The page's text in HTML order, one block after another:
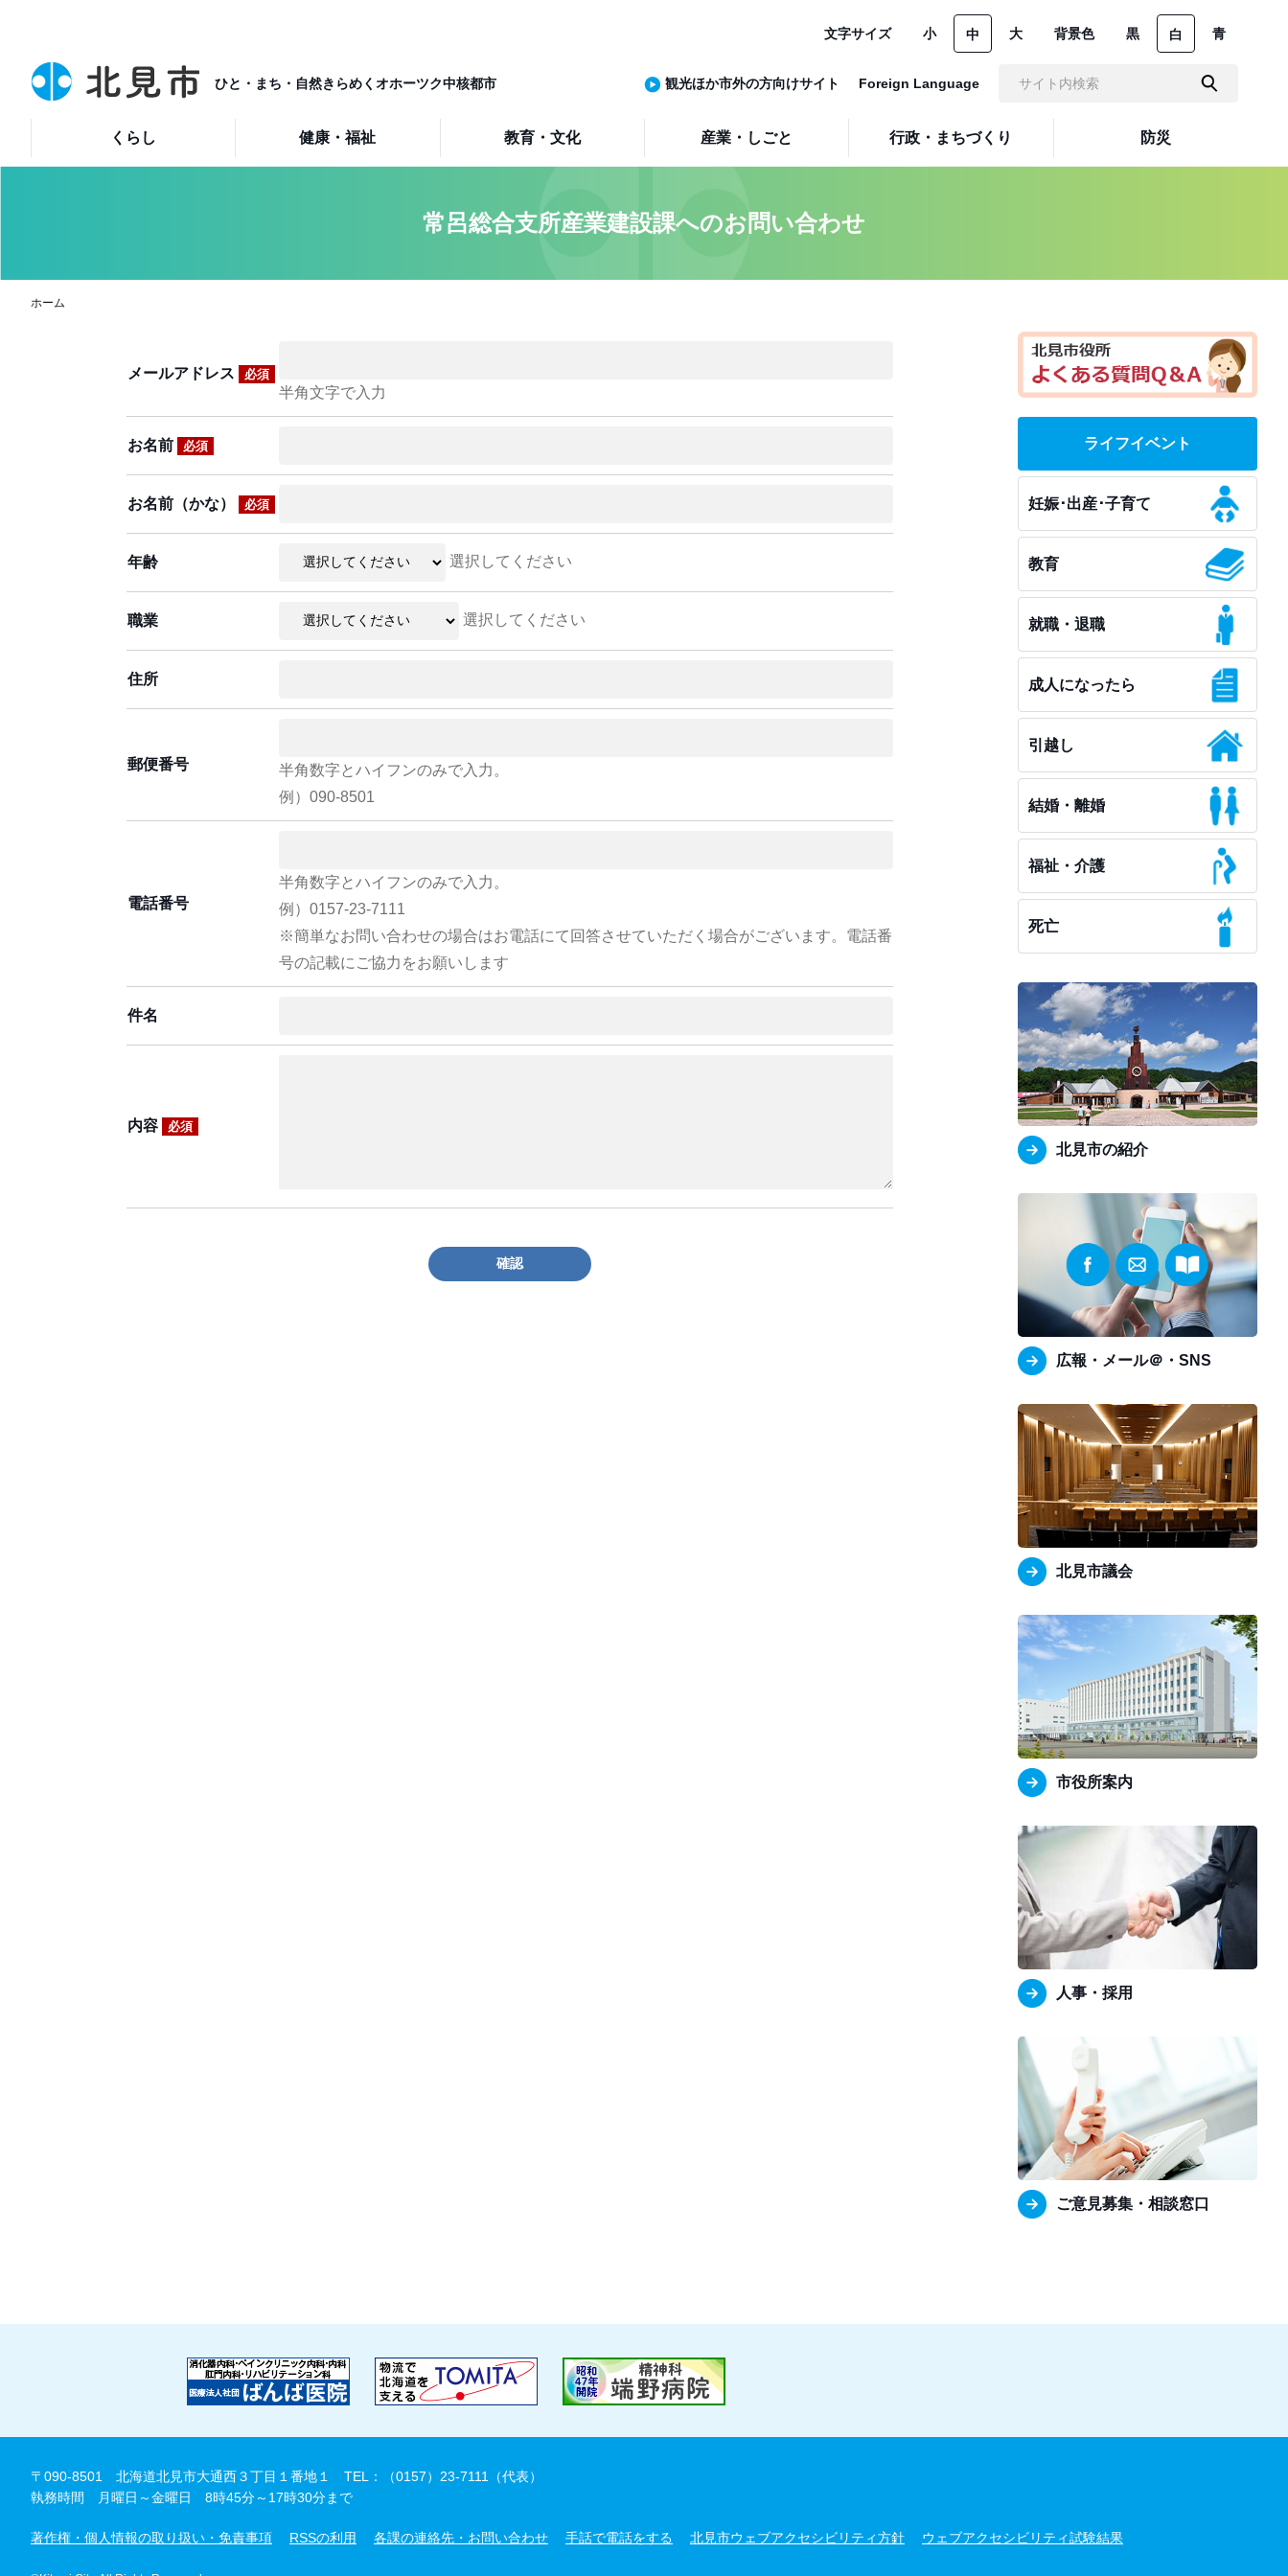
ひと・まち・自然きらめくオホーツク中核都市
くらし 健康・福祉 教育・文化 産業・しごと 行政・まちづくり 防災
文字サイズ 小 中 大 背景色 黒 白 青
観光ほか市外の方向けサイト Foreign Language
常呂総合支所産業建設課へのお問い合わせ
ホーム
メールアドレス 必須
半角文字で入力
お名前 必須
お名前（かな） 必須
年齢 選択してください
職業 選択してください
住所
郵便番号
半角数字とハイフンのみで入力。
例）090-8501
電話番号
半角数字とハイフンのみで入力。
例）0157-23-7111
※簡単なお問い合わせの場合はお電話にて回答させていただく場合がございます。電話番
号の記載にご協力をお願いします
件名
内容 必須
確認
ライフイベント
妊娠･出産･子育て
教育
就職・退職
成人になったら
引越し
結婚・離婚
福祉・介護
死亡
北見市の紹介
広報・メール＠・SNS
北見市議会
市役所案内
人事・採用
ご意見募集・相談窓口
〒090-8501 北海道北見市大通西３丁目１番地１
TEL：（0157）23-7111（代表）
執務時間 月曜日～金曜日 8時45分～17時30分まで
著作権・個人情報の取り扱い・免責事項 RSSの利用 各課の連絡先・お問い合わせ 手話で電話をする 北見市ウェブアクセシビリティ方針 ウェブアクセシビリティ試験結果